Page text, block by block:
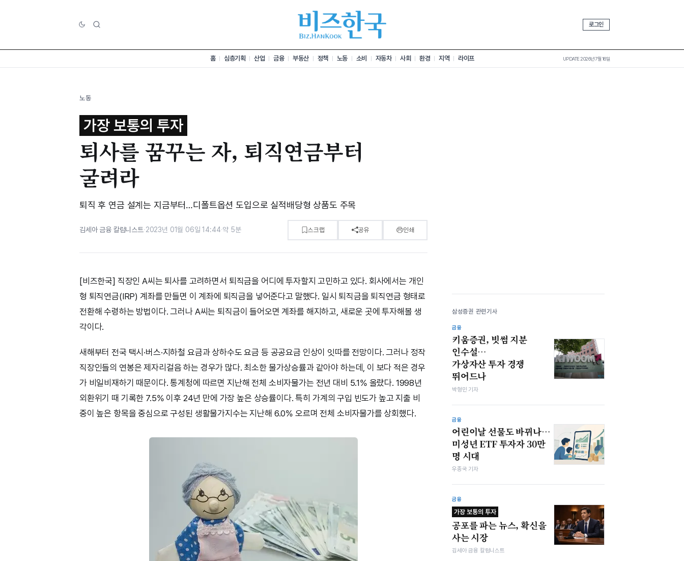
로그인
홈 심층기획 산업 금융 부동산 정책 노동 소비 자동차 사회 환경 지역 라이프 UPDATE 2026년 7월 16일
노동
가장 보통의 투자
퇴사를 꿈꾸는 자, 퇴직연금부터
굴려라
퇴직 후 연금 설계는 지금부터…디폴트옵션 도입으로 실적배당형 상품도 주목
김세아 금융 칼럼니스트·2023년 01월 06일 14:44·약 5분 스크랩 공유 인쇄
[비즈한국] 직장인 A씨는 퇴사를 고려하면서 퇴직금을 어디에 투자할지 고민하고 있다. 회사에서는 개인
형 퇴직연금(IRP) 계좌를 만들면 이 계좌에 퇴직금을 넣어준다고 말했다. 일시 퇴직금을 퇴직연금 형태로
전환해 수령하는 방법이다. 그러나 A씨는 퇴직금이 들어오면 계좌를 해지하고, 새로운 곳에 투자해볼 생
각이다.
새해부터 전국 택시·버스·지하철 요금과 상하수도 요금 등 공공요금 인상이 잇따를 전망이다. 그러나 정작
직장인들의 연봉은 제자리걸음 하는 경우가 많다. 최소한 물가상승률과 같아야 하는데, 이 보다 적은 경우
가 비일비재하기 때문이다. 통계청에 따르면 지난해 전체 소비자물가는 전년 대비 5.1% 올랐다. 1998년
외환위기 때 기록한 7.5% 이후 24년 만에 가장 높은 상승률이다. 특히 가계의 구입 빈도가 높고 지출 비
중이 높은 항목을 중심으로 구성된 생활물가지수는 지난해 6.0% 오르며 전체 소비자물가를 상회했다.
삼성증권 관련기사
금융
키움증권, 빗썸 지분
인수설…
가상자산 투자 경쟁
뛰어드나
박형민 기자
금융
어린이날 선물도 바뀌나…
미성년 ETF 투자자 30만
명 시대
우종국 기자
금융
가장 보통의 투자
공포를 파는 뉴스, 확신을
사는 시장
김세아 금융 칼럼니스트